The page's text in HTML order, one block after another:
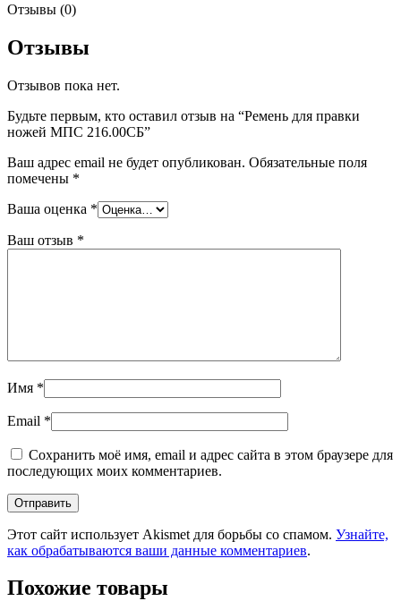
Отзывы (0)
Отзывы
Отзывов пока нет.
Будьте первым, кто оставил отзыв на “Ремень для правки
ножей МПС 216.00СБ”
Ваш адрес email не будет опубликован. Обязательные поля
помечены *
Ваша оценка *
Ваш отзыв *
Имя *
Email *
Сохранить моё имя, email и адрес сайта в этом браузере для
последующих моих комментариев.
Этот сайт использует Akismet для борьбы со спамом. Узнайте,
как обрабатываются ваши данные комментариев.
Похожие товары